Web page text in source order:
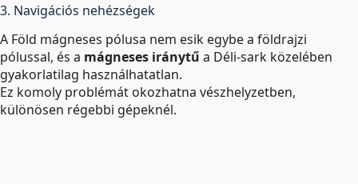
3. Navigációs nehézségek
A Föld mágneses pólusa nem esik egybe a földrajzi
pólussal, és a mágneses iránytű a Déli-sark közelében
gyakorlatilag használhatatlan.
Ez komoly problémát okozhatna vészhelyzetben,
különösen régebbi gépeknél.